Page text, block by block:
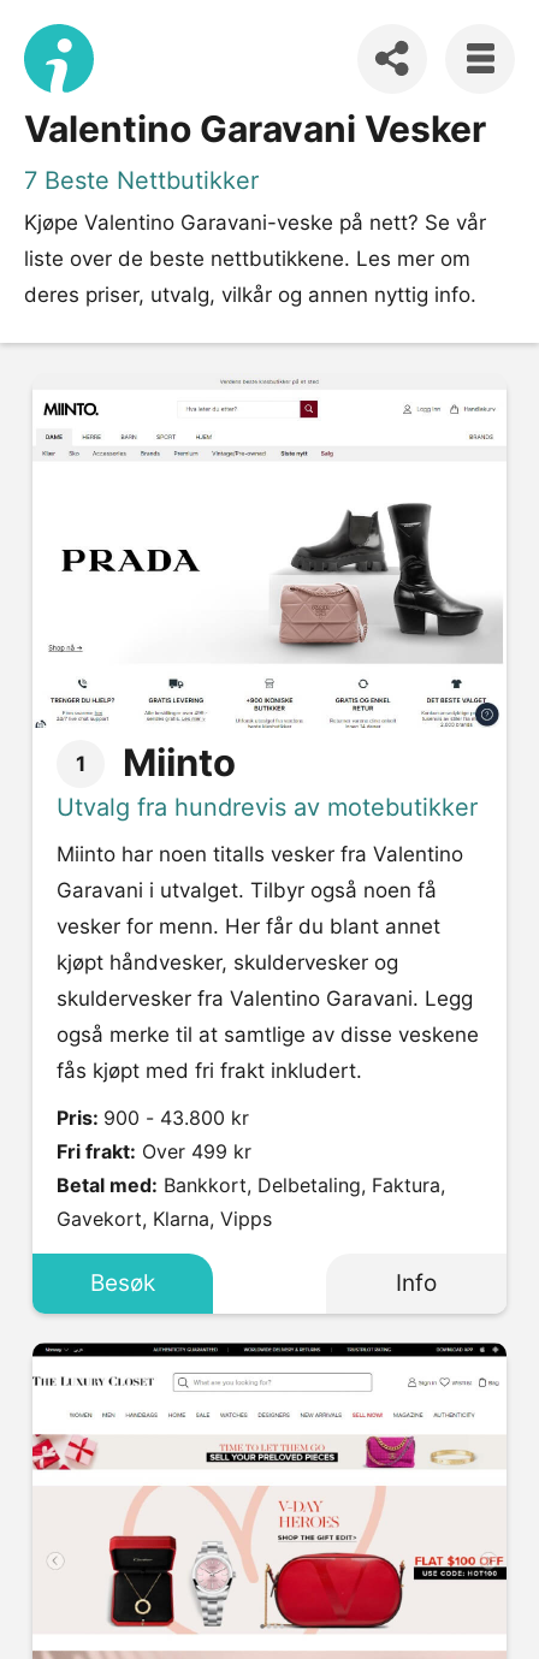
Valentino Garavani Vesker
7 Beste Nettbutikker
Kjøpe Valentino Garavani-veske på nett? Se vår
liste over de beste nettbutikkene. Les mer om
deres priser, utvalg, vilkår og annen nyttig info.
1 Miinto
Utvalg fra hundrevis av motebutikker
Miinto har noen titalls vesker fra Valentino
Garavani i utvalget. Tilbyr også noen få
vesker for menn. Her får du blant annet
kjøpt håndvesker, skuldervesker og
skuldervesker fra Valentino Garavani. Legg
også merke til at samtlige av disse veskene
fås kjøpt med fri frakt inkludert.
Pris: 900 - 43.800 kr
Fri frakt: Over 499 kr
Betal med:
Gavekort, Klarna, Vipps
Besøk Info